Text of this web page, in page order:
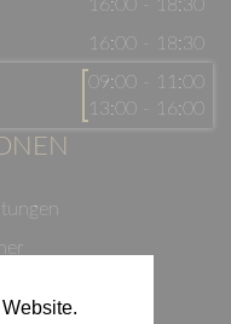
16:00 - 18:30
16:00 - 18:30
09:00 - 11:00
13:00 - 16:00